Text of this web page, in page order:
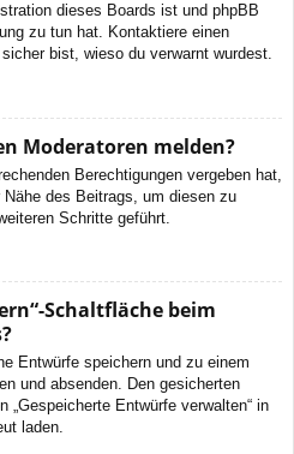
dieses Boards ist und phpBB
zu tun hat. Kontaktiere einen
bist, wieso du verwarnt wurdest.
Moderatoren melden?
Berechtigungen vergeben hat,
des Beitrags, um diesen zu
Schritte geführt.
Schaltfläche beim
Entwürfe speichern und zu einem
und absenden. Den gesicherten
„Gespeicherte Entwürfe verwalten“ in
laden.